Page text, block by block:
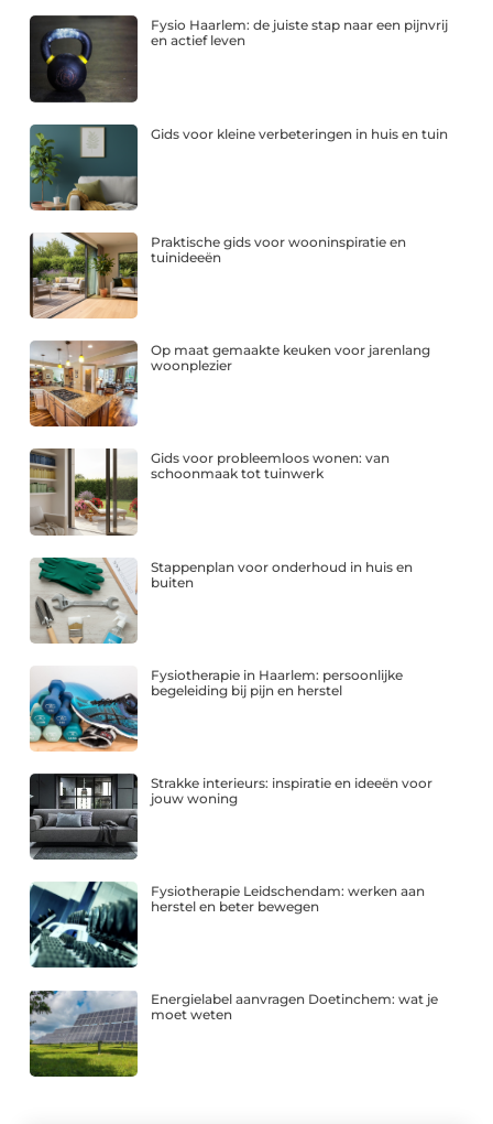
Fysio Haarlem: de juiste stap naar een pijnvrij
en actief leven
Gids voor kleine verbeteringen in huis en tuin
Praktische gids voor wooninspiratie en
tuinideeën
Op maat gemaakte keuken voor jarenlang
woonplezier
Gids voor probleemloos wonen: van
schoonmaak tot tuinwerk
Stappenplan voor onderhoud in huis en
buiten
Fysiotherapie in Haarlem: persoonlijke
begeleiding bij pijn en herstel
Strakke interieurs: inspiratie en ideeën voor
jouw woning
Fysiotherapie Leidschendam: werken aan
herstel en beter bewegen
Energielabel aanvragen Doetinchem: wat je
moet weten